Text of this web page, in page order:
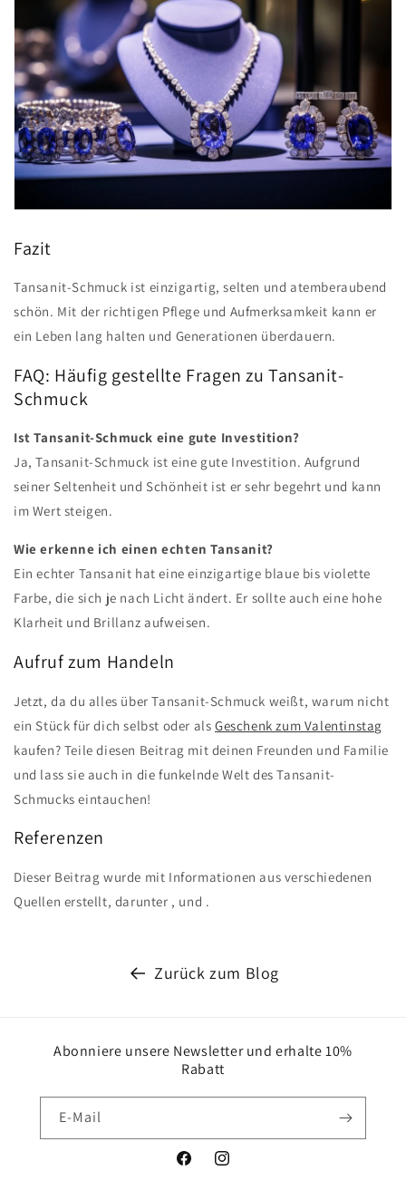
Fazit
Tansanit-Schmuck ist einzigartig, selten und atemberaubend
schön. Mit der richtigen Pflege und Aufmerksamkeit kann er
ein Leben lang halten und Generationen überdauern.
FAQ: Häufig gestellte Fragen zu Tansanit-
Schmuck
Ist Tansanit-Schmuck eine gute Investition?
Ja, Tansanit-Schmuck ist eine gute Investition. Aufgrund
seiner Seltenheit und Schönheit ist er sehr begehrt und kann
im Wert steigen.
Wie erkenne ich einen echten Tansanit?
Ein echter Tansanit hat eine einzigartige blaue bis violette
Farbe, die sich je nach Licht ändert. Er sollte auch eine hohe
Klarheit und Brillanz aufweisen.
Aufruf zum Handeln
Jetzt, da du alles über Tansanit-Schmuck weißt, warum nicht
ein Stück für dich selbst oder alsGeschenk zum Valentinstag
kaufen? Teile diesen Beitrag mit deinen Freunden und Familie
und lass sie auch in die funkelnde Welt des Tansanit-
Schmucks eintauchen!
Referenzen
Dieser Beitrag wurde mit Informationen aus verschiedenen
Quellen erstellt, darunter , und .
Zurück zum Blog
Abonniere unsere Newsletter und erhalte 10%
Rabatt
E-Mail
FacebookInstagram